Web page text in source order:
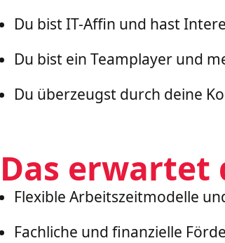
Du bist IT-Affin und hast
Du bist ein Teamplayer und
Du überzeugst durch deine
Das erwartet
Flexible Arbeitszeitmodelle
Fachliche und finanzielle